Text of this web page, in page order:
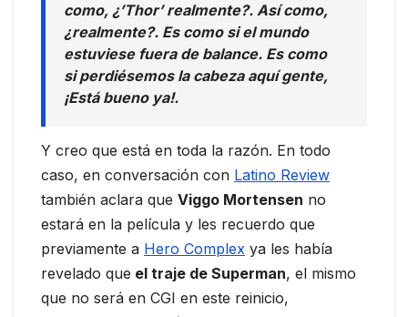
como, ¿’Thor’ realmente?. Así como,
¿realmente?. Es como si el mundo
estuviese fuera de balance. Es como
si perdiésemos la cabeza aquí gente,
¡Está bueno ya!.
Y creo que está en toda la razón. En todo
caso, en conversación con Latino Review
también aclara que Viggo Mortensen no
estará en la película y les recuerdo que
previamente a Hero Complex ya les había
revelado que el traje de Superman, el mismo
que no será en CGI en este reinicio,